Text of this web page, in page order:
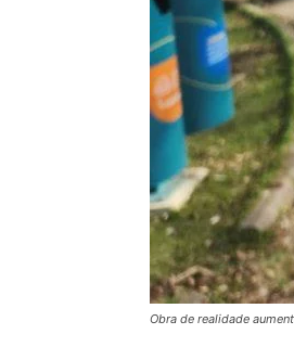
Obra de realidade